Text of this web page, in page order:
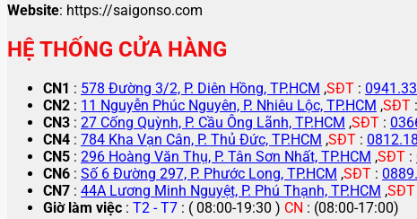
Website: https://saigonso.com
HỆ THỐNG CỬA HÀNG
CN1 : 578 Đường 3/2, P. Diên Hồng, TP.HCM ,SĐT :
CN2 : 11 Nguyễn Phúc Nguyên, P. Nhiêu Lộc, TP.HCM ,SĐT :
CN3 : 27 Cống Quỳnh, P. Cầu Ông Lãnh, TP.HCM ,SĐT :
CN4 : 784 Kha Vạn Cân, P. Thủ Đức, TP.HCM ,SĐT :
CN5 : 296 Hoàng Văn Thụ, P. Tân Sơn Nhất, TP.HCM ,SĐT :
CN6 : Số 6 Đường 297, P. Phước Long, TP.HCM ,SĐT :
CN7 : 44A Lương Minh Nguyệt, P. Phú Thạnh, TP.HCM ,SĐT
Giờ làm việc : T2 - T7 : ( 08:00-19:30 ) CN : (08:00-17:00)